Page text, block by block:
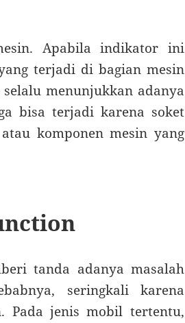
Apabila indikator ini
terjadi di bagian mesin
menunjukkan adanya
bisa terjadi karena soket
komponen mesin yang
tanda adanya masalah
seringkali karena
Pada jenis mobil tertentu,